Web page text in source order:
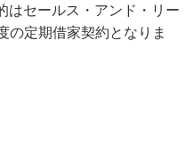
はセールス・アンド・リー
の定期借家契約となりま